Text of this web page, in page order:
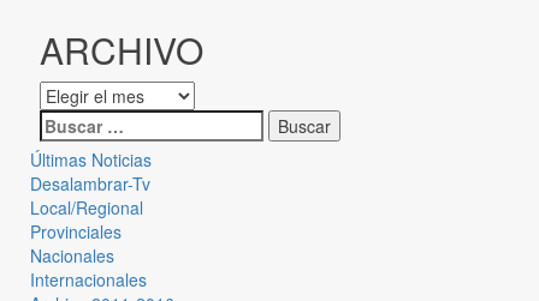
ARCHIVO
Últimas Noticias
Desalambrar-Tv
Local/Regional
Provinciales
Nacionales
Internacionales